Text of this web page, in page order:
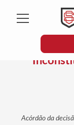
Mostrar/
TJMG
Acórdão da